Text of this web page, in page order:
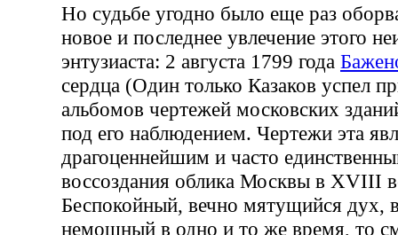
Но судьбе угодно было еще раз
новое и последнее увлечение этого
энтузиаста: 2 августа 1799 года
сердца (Один только Казаков успел
альбомов чертежей московских
под его наблюдением. Чертежи эта
драгоценнейшим и часто
воссоздания облика Москвы в XVIII
Беспокойный, вечно мятущийся дух,
немощный в одно и то же время, то